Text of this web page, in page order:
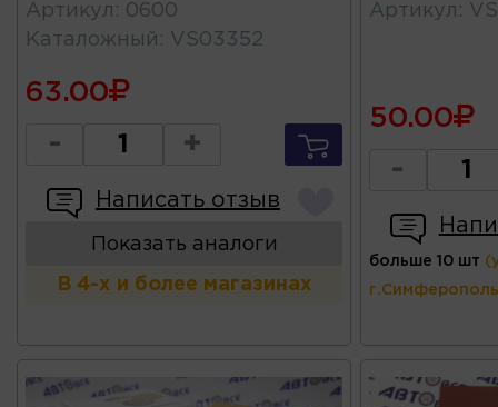
Артикул : 0600
Каталожный : VS03352
63.00
- +
Написать отзыв
Показать аналоги
В 4-х и более магазинах
Артикул :
50.00
-
больше 10 шт